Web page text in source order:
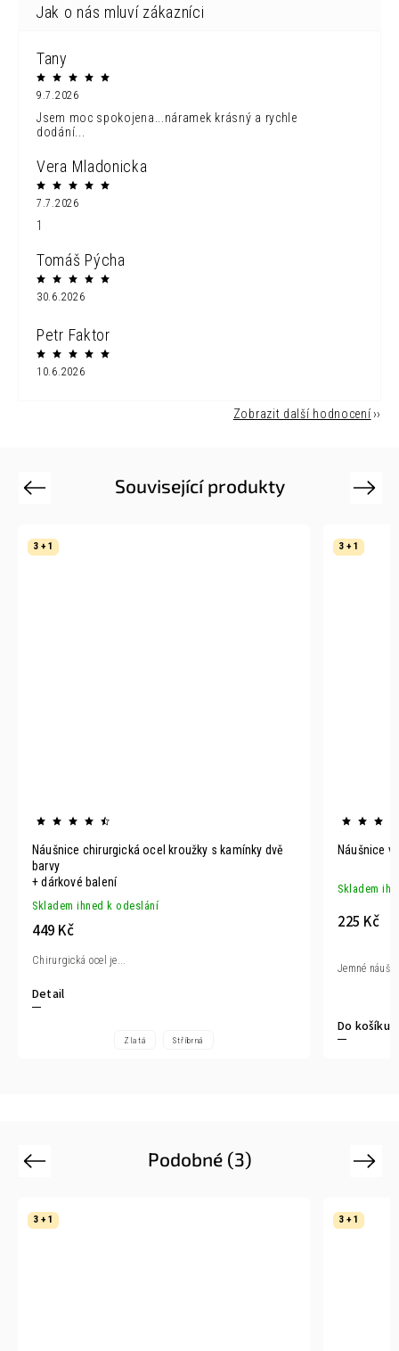
Tany
9.7.2026
Jsem moc spokojena...náramek krásný a rychle
dodání...
Vera Mladonicka
7.7.2026
1
Tomáš Pýcha
30.6.2026
Petr Faktor
10.6.2026
Zobrazit další hodnocení
Související produkty
Previous
3 + 1
Náušnice chirurgická ocel kroužky s kamínky dvě
barvy
+ dárkové balení
Skladem ihned k odeslání
449 Kč
Detail
Chirurgická ocel je...
Zlatá Stříbrná
3 + 1
Skladem
225 Kč
Do košíku
Jemné
Next
Podobné (3)
Previous
3 + 1 3 + 1
Next